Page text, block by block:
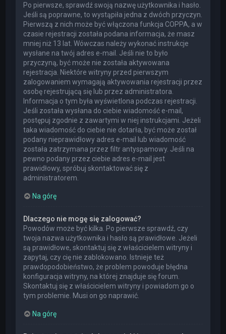
Po pierwsze, sprawdź swoją nazwę użytkownika i hasło.
Jeśli są poprawne, to wystąpiła jedna z dwóch przyczyn.
Pierwszą z nich może być włączona funkcja COPPA, a w
czasie rejestracji została podana informacja, że masz
mniej niż 13 lat. Wówczas należy wykonać instrukcje
wysłane na twój adres e-mail. Jeśli nie to było
przyczyną, być może nie została aktywowana
rejestracja. Niektóre witryny przed pierwszym
zalogowaniem wymagają aktywowania rejestracji przez
osobę rejestrującą się lub przez administratora.
Informacja o tym była wyświetlona podczas rejestracji.
Jeśli została wysłana do ciebie wiadomość e-mail,
postępuj zgodnie z zawartymi w niej instrukcjami. Jeżeli
taka wiadomość do ciebie nie dotarła, być może został
podany nieprawidłowy adres e-mail lub wiadomość
została zatrzymana przez filtr antyspamowy. Jeśli na
pewno podany przez ciebie adres e-mail jest
prawidłowy, spróbuj skontaktować się z
administratorem.
Na górę
Dlaczego nie mogę się zalogować?
Powodów może być kilka. Po pierwsze sprawdź, czy
twoja nazwa użytkownika i hasło są prawidłowe. Jeżeli
są prawidłowe, skontaktuj się z właścicielem witryny i
zapytaj, czy cię nie zablokowano. Istnieje też
prawdopodobieństwo, że problem powoduje błędna
konfiguracja witryny, na której znajduje się forum.
Skontaktuj się z właścicielem witryny i powiadom go o
tym problemie. Musi on go naprawić.
Na górę